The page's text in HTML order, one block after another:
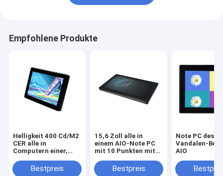
Empfohlene Produkte
Helligkeit 400 Cd/M2
CER alle in
Computern einer,
AIO Desktop
Bestpreis
15,6 Zoll alle in
einem AIO-Note PC
mit 10 Punkten mit
Bestpreis
Note PC des
Vandalen-
AIO